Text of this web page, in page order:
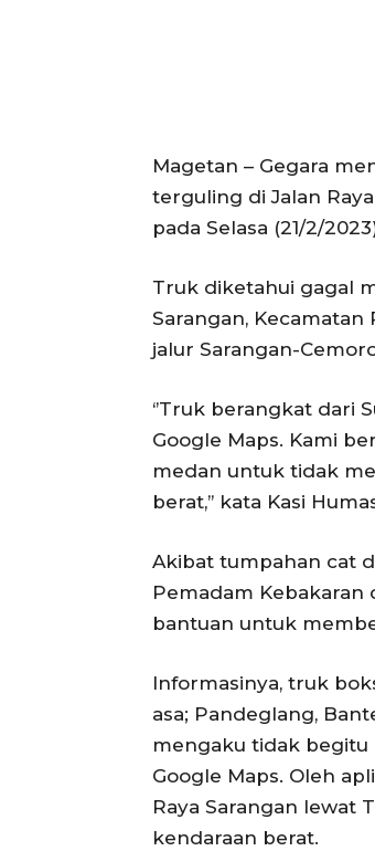
Magetan – Gegara
terguling di Jalan
pada Selasa (21/2/
Truk diketahui gagal
Sarangan,
jalur Sarangan-
‘’Truk berangkat dari
Google Maps. Kami
medan untuk tidak
berat,’’ kata Kasi
Akibat tumpahan cat
Pemadam
bantuan untuk
Informasinya, truk
asa; Pandeglang,
mengaku tidak begitu
Google Maps. Oleh
Raya Sarangan lewat
kendaraan berat.